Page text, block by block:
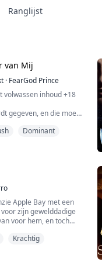
Ranglijst
van Mij
· FearGod Prince
volwassen inhoud +18
gegeven, en die moet
die je van mij hebt
pure nieuwsgierigheid
deed lachen.
Dominant
Apple Bay met een
zijn gewelddadige
voor hem, en toch
succesvolle
Krachtig